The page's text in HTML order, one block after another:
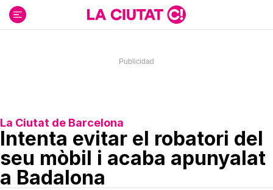
contenido
La Ciutat de Barcelona
Intenta evitar el robatori del
seu mòbil i acaba apunyalat
a Badalona